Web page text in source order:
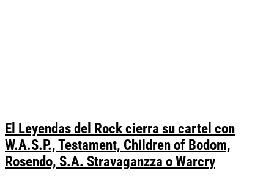
El Leyendas del Rock cierra su cartel con
W.A.S.P., Testament, Children of Bodom,
Rosendo, S.A. Stravaganzza o Warcry